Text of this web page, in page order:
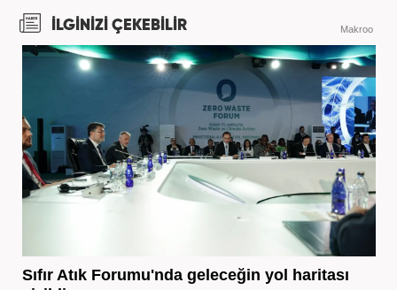
İLGİNİZİ ÇEKEBİLİR Makroo
Sıfır Atık Forumu'nda geleceğin yol haritası